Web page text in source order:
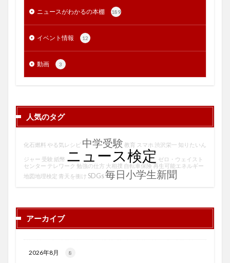
ニュースがわかるの本棚 189
イベント情報 12
動画 3
人気のタグ
化石燃料 やる気レシピ 中学受験 教育 スマホ 渋沢栄一 知りたいん
ジャー 受験 紙幣 ニュース検定 ゼロ・ウェイスト
センター テレワーク 勉強の仕方 大相撲 自転車保険再生可能エネルギー
地図地理検定 青天を衝け SDGs毎日小学生新聞
アーカイブ
2026年8月 8